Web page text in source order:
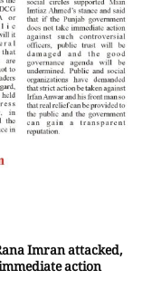
Imran attacked,
action